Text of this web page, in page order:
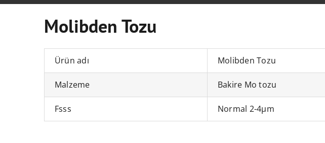
Molibden Tozu
Ürün adı Molibden Tozu
Malzeme Bakire Mo tozu
Fsss Normal 2-4μm